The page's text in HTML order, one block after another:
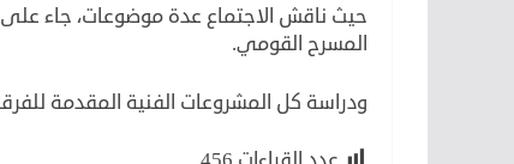
حيث ناقش الاجتماع عدة موضوعات، جاء على
المسرح القومي.
ودراسة كل المشروعات الفنية المقدمة